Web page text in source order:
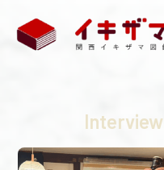
Interview